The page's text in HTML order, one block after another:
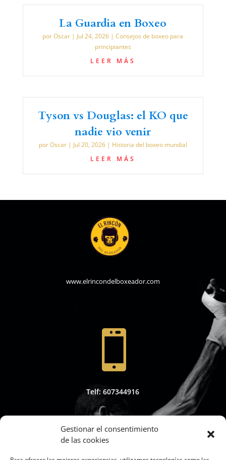
Gestionar el consentimiento
de las cookies
La Guardia en Boxeo
porOscar | Jul 24, 2026 |Consejos de boxeo para
principiantes
LEER MÁS
Tyson vs Douglas: el KO que
nadie vio venir
porOscar| Jul 20, 2026| Historia del boxeo mundial
LEER MÁS
www.elrincondelboxeador.com

Telf: 607344916